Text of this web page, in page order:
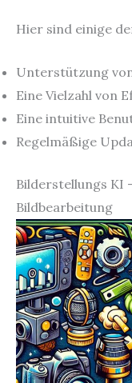
Hier sind einige
Unterstützung
Eine Vielzahl von
Eine intuitive
Regelmäßige
Bilderstellungs KI
Bildbearbeitung